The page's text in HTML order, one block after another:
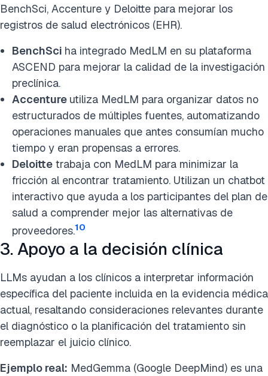
BenchSci, Accenture y Deloitte para mejorar los
registros de salud electrónicos (EHR).
BenchSci ha integrado MedLM en su plataforma
ASCEND para mejorar la calidad de la investigación
preclínica.
Accenture utiliza MedLM para organizar datos no
estructurados de múltiples fuentes, automatizando
operaciones manuales que antes consumían mucho
tiempo y eran propensas a errores.
Deloitte trabaja con MedLM para minimizar la
fricción al encontrar tratamiento. Utilizan un chatbot
interactivo que ayuda a los participantes del plan de
salud a comprender mejor las alternativas de
proveedores.10
3. Apoyo a la decisión clínica
LLMs ayudan a los clínicos a interpretar información
específica del paciente incluida en la evidencia médica
actual, resaltando consideraciones relevantes durante
el diagnóstico o la planificación del tratamiento sin
reemplazar el juicio clínico.
Ejemplo real: MedGemma (Google DeepMind) es una